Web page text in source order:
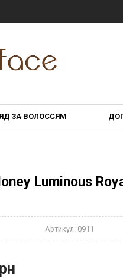
ЗА ВОЛОССЯМ
Luminous
Артикул: 0911